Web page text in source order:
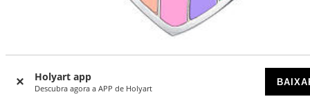
Holyart app
Descubra agora a APP de Holyart
Berloque coração arco-íris aço hipoalergênico esmaltes